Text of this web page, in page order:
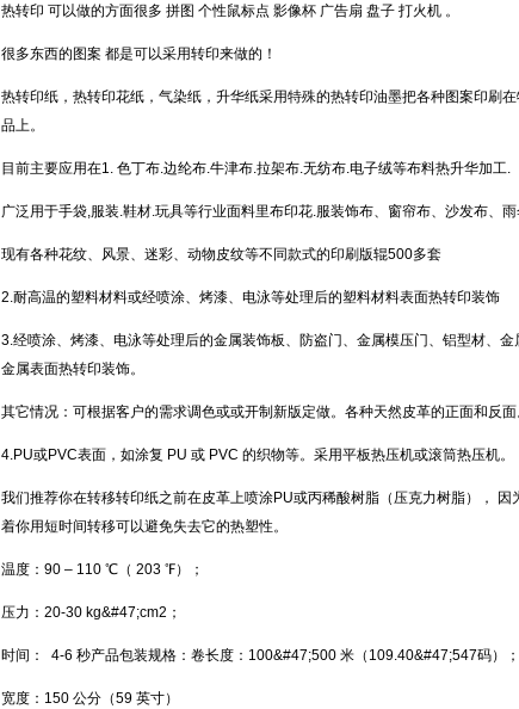
热转印 可以做的方面很多 拼图 个性鼠标点 影像杯 广告扇 盘子 打火机 。
很多东西的图案 都是可以采用转印来做的！
热转印纸，热转印花纸，气染纸，升华纸采用特殊的热转印油墨把各种图案印刷
品上。
目前主要应用在1. 色丁布.边纶布.牛津布.拉架布.无纺布.电子绒等布料热升华加工.
广泛用于手袋,服装.鞋材.玩具等行业面料里布印花.服装饰布、窗帘布、沙发布、
现有各种花纹、风景、迷彩、动物皮纹等不同款式的印刷版辊500多套
2.耐高温的塑料材料或经喷涂、烤漆、电泳等处理后的塑料材料表面热转印装饰
3.经喷涂、烤漆、电泳等处理后的金属装饰板、防盗门、金属模压门、铝型材、
金属表面热转印装饰。
其它情况：可根据客户的需求调色或或开制新版定做。各种天然皮革的正面和反面
4.PU或PVC表面，如涂复 PU 或 PVC 的织物等。采用平板热压机或滚筒热压机。
我们推荐你在转移转印纸之前在皮革上喷涂PU或丙稀酸树脂（压克力树脂）， 因
着你用短时间转移可以避免失去它的热塑性。
温度：90 – 110 ℃（ 203 ℉）；
压力：20-30 kg&#47;cm2；
时间： 4-6 秒产品包装规格：卷长度：100&#47;500 米（109.40&#47;547码）；
宽度：150 公分（59 英寸）